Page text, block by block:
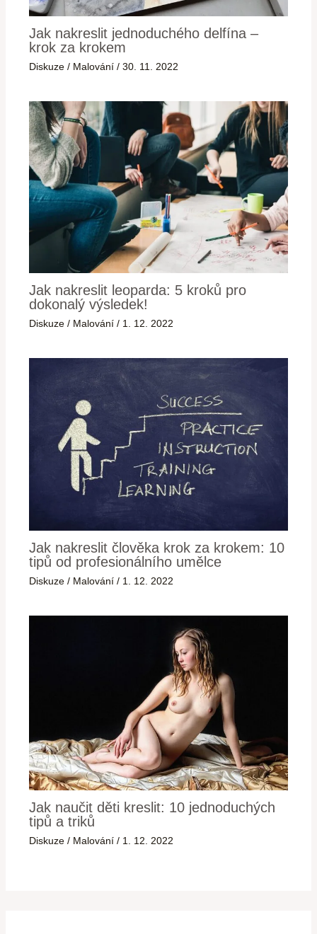
Jak nakreslit jednoduchého delfína –
krok za krokem
Diskuze / Malování /30. 11. 2022
Jak nakreslit leoparda: 5 kroků pro
dokonalý výsledek!
Diskuze / Malování / 1. 12. 2022
Jak nakreslit člověka krok za krokem: 10
tipů od profesionálního umělce
Diskuze / Malování / 1. 12. 2022
Jak naučit děti kreslit: 10 jednoduchých
tipů a triků
Diskuze / Malování / 1. 12. 2022